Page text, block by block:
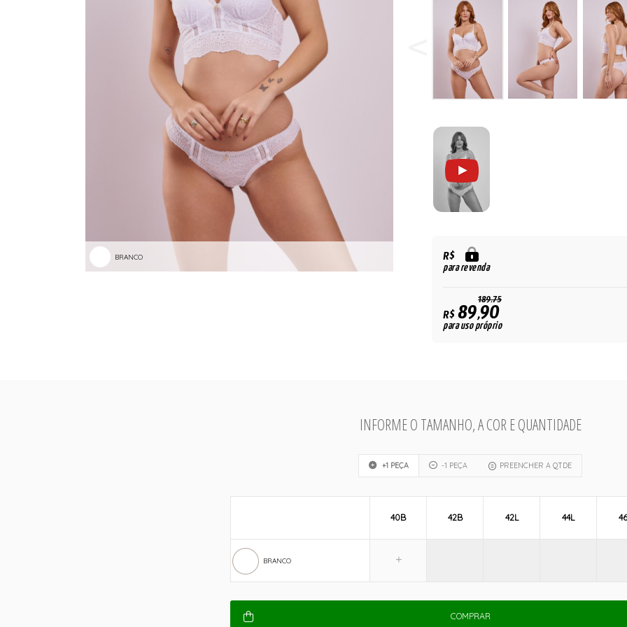
BRANCO R$
para revenda
189,75
R$89,90
para uso próprio
INFORME O TAMANHO, A COR E QUANTIDADE
+1 PEÇA -1 PEÇA PREENCHER A QTDE
BRANCO
40B 42B 42L 44L
COMPRAR